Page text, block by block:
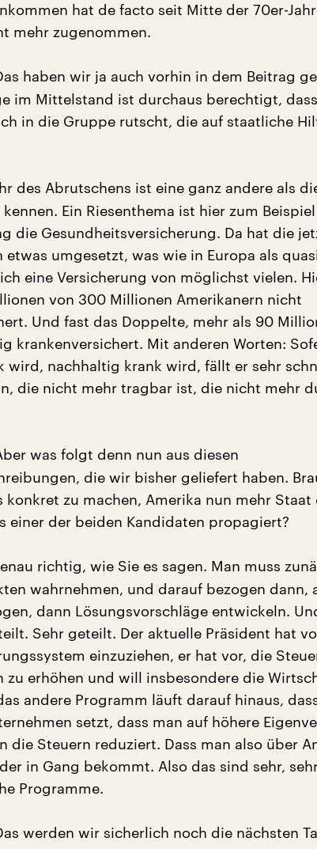
hat de facto seit Mitte der 70er-
mehr zugenommen.
haben wir ja auch vorhin in dem Beitrag
im Mittelstand ist durchaus berechtigt,
in die Gruppe rutscht, die auf staatliche
des Abrutschens ist eine ganz andere als
Ein Riesenthema ist hier zum
die Gesundheitsversicherung. Da hat die
umgesetzt, was wie in Europa als
eine Versicherung von möglichst vielen.
von 300 Millionen Amerikanern nicht
Und fast das Doppelte, mehr als 90
krankenversichert. Mit anderen Worten:
wird, nachhaltig krank wird, fällt er sehr
die nicht mehr tragbar ist, die nicht mehr
was folgt denn nun aus diesen
die wir bisher geliefert haben.
konkret zu machen, Amerika nun mehr Staat
einer der beiden Kandidaten propagiert?
richtig, wie Sie es sagen. Man muss
wahrnehmen, und darauf bezogen dann,
dann Lösungsvorschläge entwickeln.
Sehr geteilt. Der aktuelle Präsident hat
einzuziehen, er hat vor, die
zu erhöhen und will insbesondere die
andere Programm läuft darauf hinaus,
setzt, dass man auf höhere
die Steuern reduziert. Dass man also über
in Gang bekommt. Also das sind sehr,
Programme.
werden wir sicherlich noch die nächsten